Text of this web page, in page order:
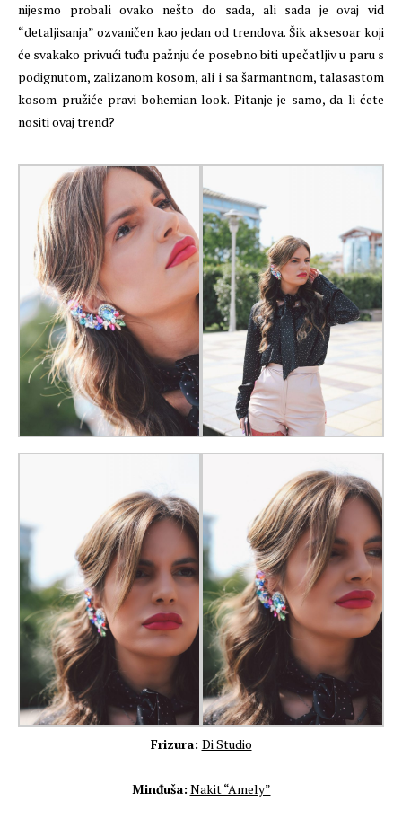
nijesmo probali ovako nešto do sada, ali sada je ovaj vid
“detaljisanja” ozvaničen kao jedan od trendova. Šik aksesoar koji
će svakako privući tuđu pažnju će posebno biti upečatljiv u paru s
podignutom, zalizanom kosom, ali i sa šarmantnom, talasastom
kosom pružiće pravi bohemian look. Pitanje je samo, da li ćete
nositi ovaj trend?
Frizura: Di Studio
Minđuša: Nakit “Amely”